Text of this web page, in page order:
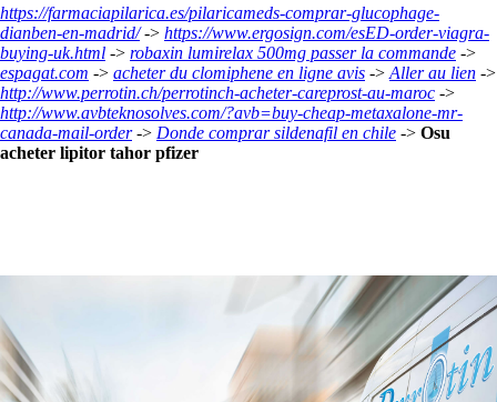
https://farmaciapilarica.es/pilaricameds-comprar-glucophage-
dianben-en-madrid/-> https://www.ergosign.com/esED-order-viagra-
buying-uk.html -> robaxin lumirelax 500mg passer la commande ->
espagat.com -> acheter du clomiphene en ligne avis -> Aller au lien ->
http://www.perrotin.ch/perrotinch-acheter-careprost-au-maroc ->
http://www.avbteknosolves.com/?avb=buy-cheap-metaxalone-mr-
canada-mail-order-> Donde comprar sildenafil en chile -> Osu
acheter lipitor tahor pfizer